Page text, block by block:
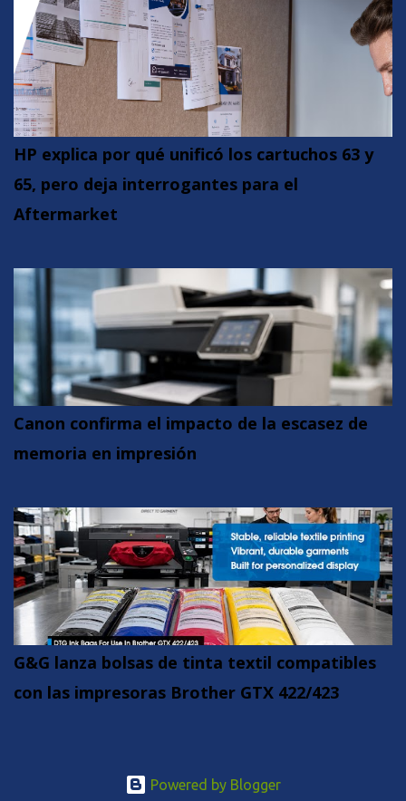
HP explica por qué unificó los cartuchos 63 y
65, pero deja interrogantes para el
Aftermarket
Canon confirma el impacto de la escasez de
memoria en impresión
G&G lanza bolsas de tinta textil compatibles
con las impresoras Brother GTX 422/423
Powered by Blogger